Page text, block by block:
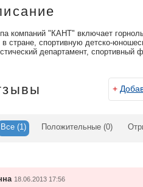
компаний "КАНТ" включает
в стране, спортивную детско-
департамент, спортивный
+
Все (1) Положительные(0)
18.06.2013 17:56